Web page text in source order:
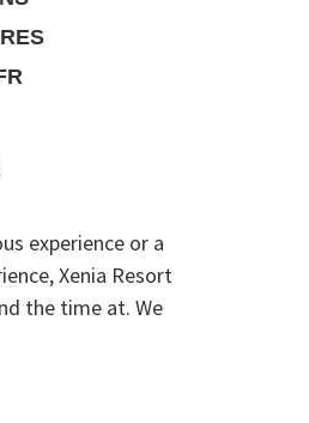
experience or a
Xenia Resort
the time at. We